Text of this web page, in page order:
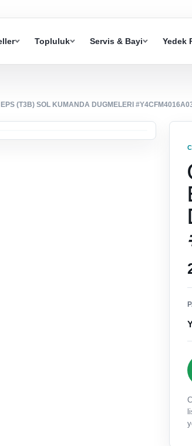
Topluluk Servis & Bayi Yedek
(T3B) SOL KUMANDA DUGMELERI